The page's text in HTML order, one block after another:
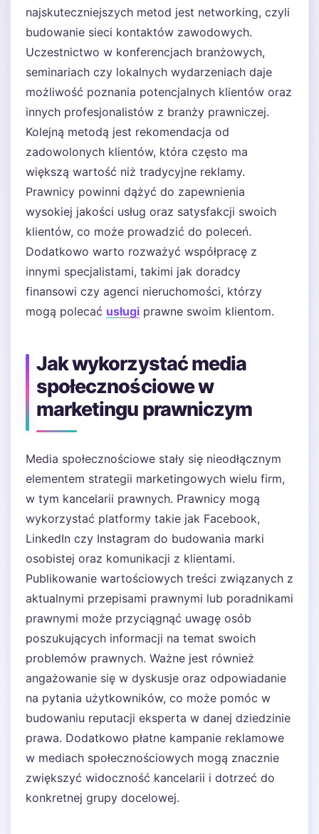
najskuteczniejszych metod jest networking, czyli
budowanie sieci kontaktów zawodowych.
Uczestnictwo w konferencjach branżowych,
seminariach czy lokalnych wydarzeniach daje
możliwość poznania potencjalnych klientów oraz
innych profesjonalistów z branży prawniczej.
Kolejną metodą jest rekomendacja od
zadowolonych klientów, która często ma
większą wartość niż tradycyjne reklamy.
Prawnicy powinni dążyć do zapewnienia
wysokiej jakości usług oraz satysfakcji swoich
klientów, co może prowadzić do poleceń.
Dodatkowo warto rozważyć współpracę z
innymi specjalistami, takimi jak doradcy
finansowi czy agenci nieruchomości, którzy
mogą polecać usługi prawne swoim klientom.
Jak wykorzystać media
społecznościowe w
marketingu prawniczym
Media społecznościowe stały się nieodłącznym
elementem strategii marketingowych wielu firm,
w tym kancelarii prawnych. Prawnicy mogą
wykorzystać platformy takie jak Facebook,
LinkedIn czy Instagram do budowania marki
osobistej oraz komunikacji z klientami.
Publikowanie wartościowych treści związanych z
aktualnymi przepisami prawnymi lub poradnikami
prawnymi może przyciągnąć uwagę osób
poszukujących informacji na temat swoich
problemów prawnych. Ważne jest również
angażowanie się w dyskusje oraz odpowiadanie
na pytania użytkowników, co może pomóc w
budowaniu reputacji eksperta w danej dziedzinie
prawa. Dodatkowo płatne kampanie reklamowe
w mediach społecznościowych mogą znacznie
zwiększyć widoczność kancelarii i dotrzeć do
konkretnej grupy docelowej.